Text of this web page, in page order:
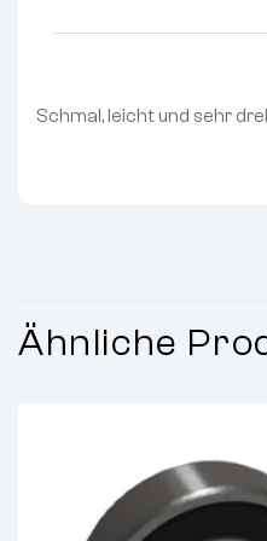
Schmal, leicht und sehr
Ähnliche